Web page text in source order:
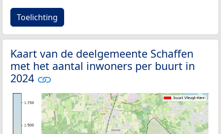
Toelichting
Kaart van de deelgemeente Schaffen
met het aantal inwoners per buurt in
2024